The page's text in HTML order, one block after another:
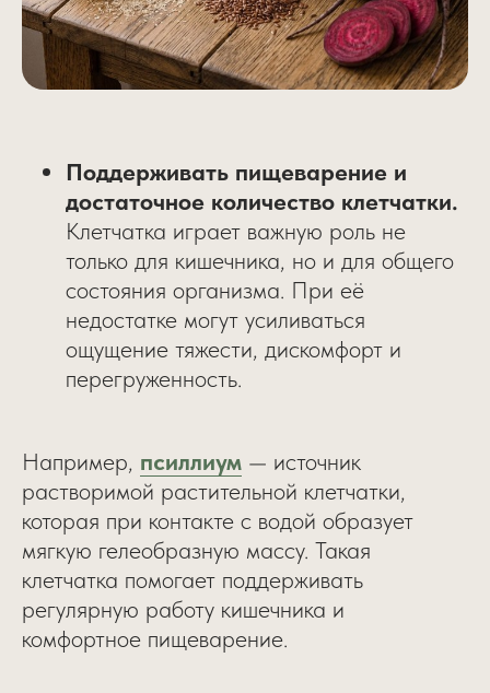
Поддерживать пищеварение и
достаточное количество клетчатки.
Клетчатка играет важную роль не
только для кишечника, но и для общего
состояния организма. При её
недостатке могут усиливаться
ощущение тяжести, дискомфорт и
перегруженность.
Например, псиллиум — источник
растворимой растительной клетчатки,
которая при контакте с водой образует
мягкую гелеобразную массу. Такая
клетчатка помогает поддерживать
регулярную работу кишечника и
комфортное пищеварение.